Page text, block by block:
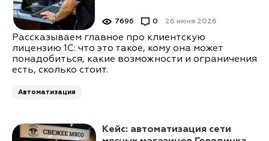
26 июня 2026
7696 0
Рассказываем главное про клиентскую
лицензию 1С: что это такое, кому она может
понадобиться, какие возможности и ограничения
есть, сколько стоит.
Автоматизация
Кейс: автоматизация сети